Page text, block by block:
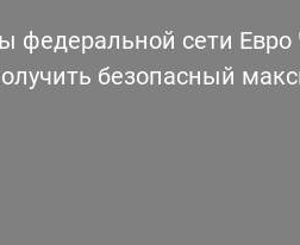
федеральной сети
безопасный